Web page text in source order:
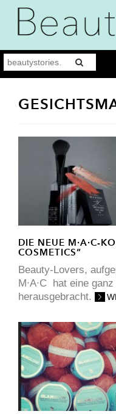
DIE NEUE M∙A∙C-
COSMETICS“
Beauty-Lovers,
M∙A∙C hat eine
herausgebracht.